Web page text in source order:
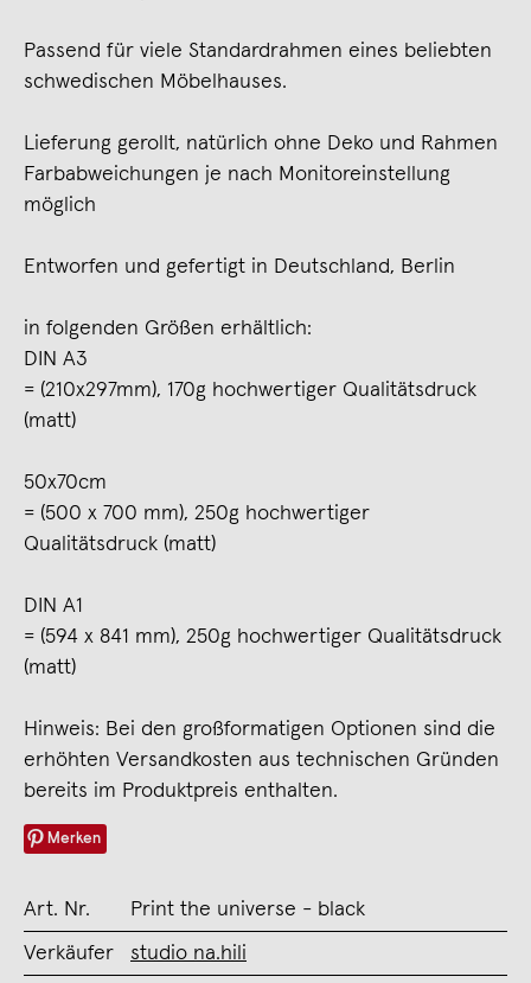
Passend für viele Standardrahmen eines beliebten
schwedischen Möbelhauses.
Lieferung gerollt, natürlich ohne Deko und Rahmen
Farbabweichungen je nach Monitoreinstellung
möglich
Entworfen und gefertigt in Deutschland, Berlin
in folgenden Größen erhältlich:
DIN A3
= (210x297mm), 170g hochwertiger Qualitätsdruck
(matt)
50x70cm
= (500 x 700 mm), 250g hochwertiger
Qualitätsdruck (matt)
DIN A1
= (594 x 841 mm), 250g hochwertiger Qualitätsdruck
(matt)
Hinweis: Bei den großformatigen Optionen sind die
erhöhten Versandkosten aus technischen Gründen
bereits im Produktpreis enthalten.
Merken
Art. Nr. Print the universe - black
Verkäufer studio na.hili